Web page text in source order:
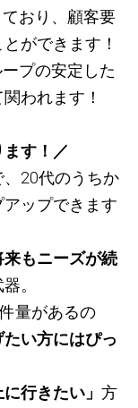
おり、顧客要
ができます！
プの安定した
われます！
す！／
20代のうちか
ップできます
来もニーズが続
。
量があるの
い方にはぴっ
に行きたい」方